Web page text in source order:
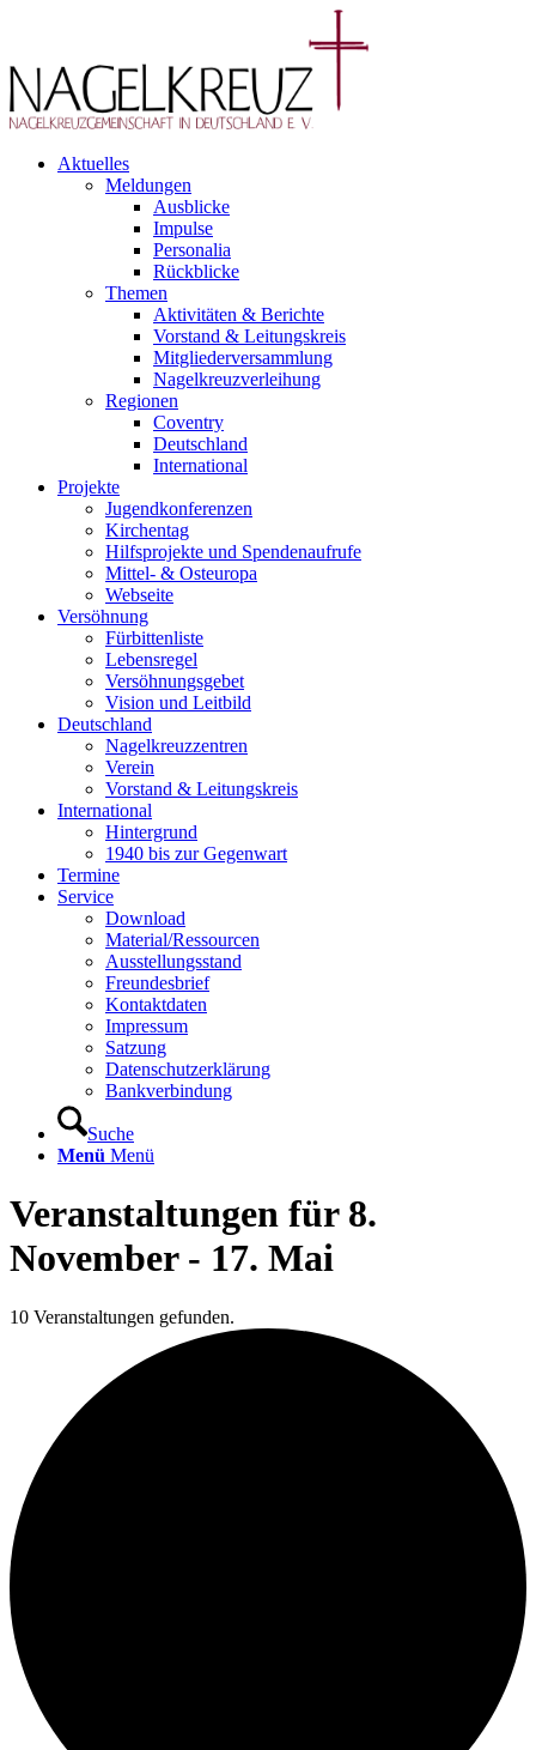
Aktuelles
Meldungen
Ausblicke
Impulse
Personalia
Rückblicke
Themen
Aktivitäten & Berichte
Vorstand & Leitungskreis
Mitgliederversammlung
Nagelkreuzverleihung
Regionen
Coventry
Deutschland
International
Projekte
Jugendkonferenzen
Kirchentag
Hilfsprojekte und Spendenaufrufe
Mittel- & Osteuropa
Webseite
Versöhnung
Fürbittenliste
Lebensregel
Versöhnungsgebet
Vision und Leitbild
Deutschland
Nagelkreuzzentren
Verein
Vorstand & Leitungskreis
International
Hintergrund
1940 bis zur Gegenwart
Termine
Service
Download
Material/Ressourcen
Ausstellungsstand
Freundesbrief
Kontaktdaten
Impressum
Satzung
Datenschutzerklärung
Bankverbindung
Suche
Menü Menü
Veranstaltungen für 8.
November - 17. Mai
10 Veranstaltungen gefunden.